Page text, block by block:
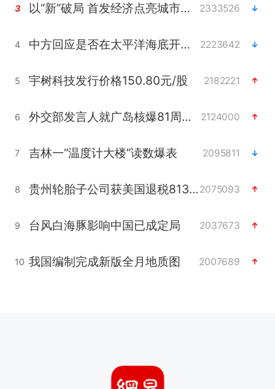
3 以“新”破局 首发经济点亮城市消费活力 2333526
4 中方回应是否在太平洋海底开采稀土 2223642
5 宇树科技发行价格150.80元/股 2182221
6 外交部发言人就广岛核爆81周年等答记者问 2124000
7 吉林一“温度计大楼”读数爆表 2095811
8 贵州轮胎子公司获美国退税8136万2075093
9 台风白海豚影响中国已成定局 2037673
10 我国编制完成新版全月地质图 2007689